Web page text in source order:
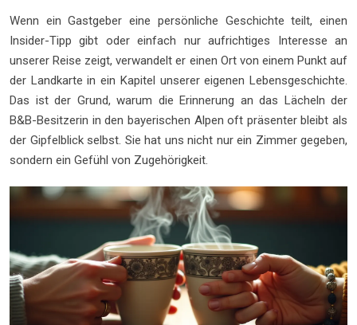
Wenn ein Gastgeber eine persönliche Geschichte teilt, einen
Insider-Tipp gibt oder einfach nur aufrichtiges Interesse an
unserer Reise zeigt, verwandelt er einen Ort von einem Punkt auf
der Landkarte in ein Kapitel unserer eigenen Lebensgeschichte.
Das ist der Grund, warum die Erinnerung an das Lächeln der
B&B-Besitzerin in den bayerischen Alpen oft präsenter bleibt als
der Gipfelblick selbst. Sie hat uns nicht nur ein Zimmer gegeben,
sondern ein Gefühl von Zugehörigkeit.